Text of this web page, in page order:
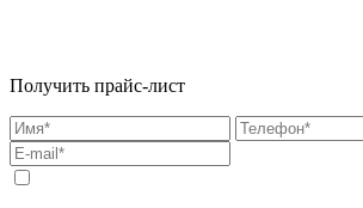
Получить прайс-лист